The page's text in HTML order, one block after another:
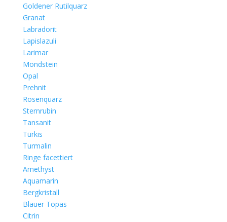
Goldener Rutilquarz
Granat
Labradorit
Lapislazuli
Larimar
Mondstein
Opal
Prehnit
Rosenquarz
Sternrubin
Tansanit
Türkis
Turmalin
Ringe facettiert
Amethyst
Aquamarin
Bergkristall
Blauer Topas
Citrin